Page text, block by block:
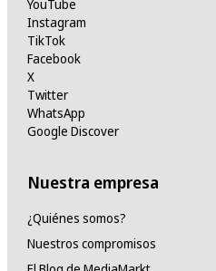
YouTube
Instagram
TikTok
Facebook
X
Twitter
WhatsApp
Google Discover
Nuestra empresa
¿Quiénes somos?
Nuestros compromisos